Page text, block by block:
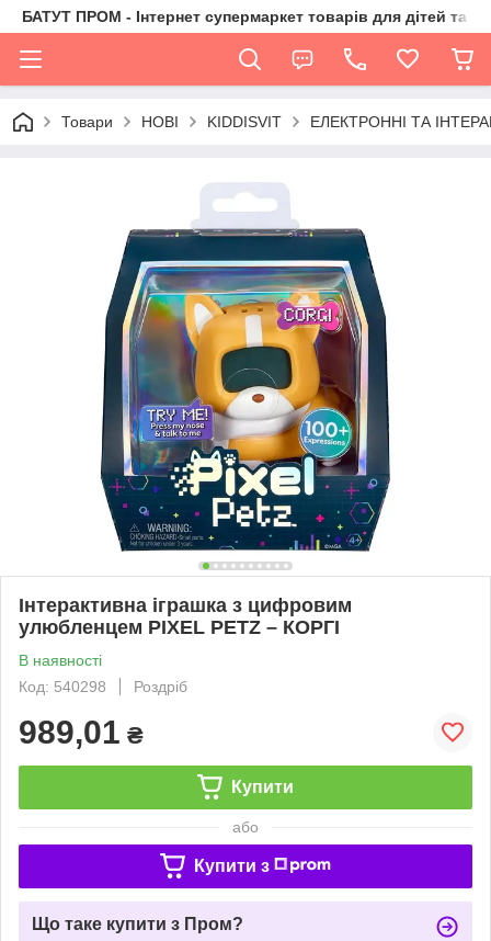
БАТУТ ПРОМ - Інтернет супермаркет товарів для дітей та їх
Товари НОВІ KIDDISVIT ЕЛЕКТРОННІ ТА
Інтерактивна іграшка з цифровим
улюбленцем PIXEL PETZ – КОРГІ
В наявності
Код: 540298
Роздріб
989,01 ₴
Купити
або
Купити з
Що таке купити з Пром?